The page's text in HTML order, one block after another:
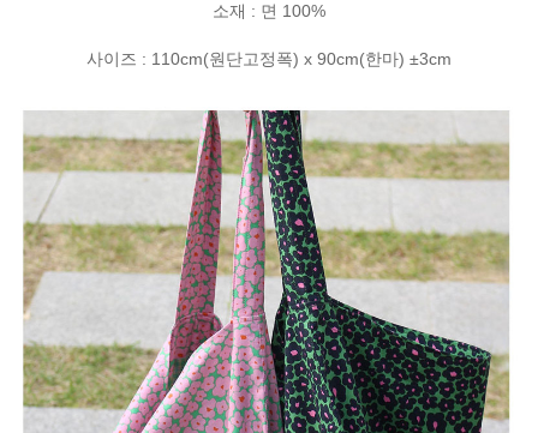
소재 : 면 100%
사이즈 : 110cm(원단고정폭) x 90cm(한마) ±3cm